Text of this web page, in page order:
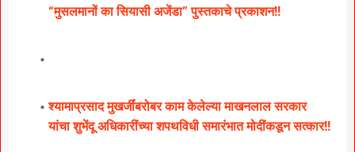
“मुसलमानों का सियासी अजेंडा” पुस्तकाचे प्रकाशन!!
श्यामाप्रसाद मुखर्जींबरोबर काम केलेल्या माखनलाल सरकार
यांचा शुभेंदू अधिकारींच्या शपथविधी समारंभात मोदींकडून सत्कार!!